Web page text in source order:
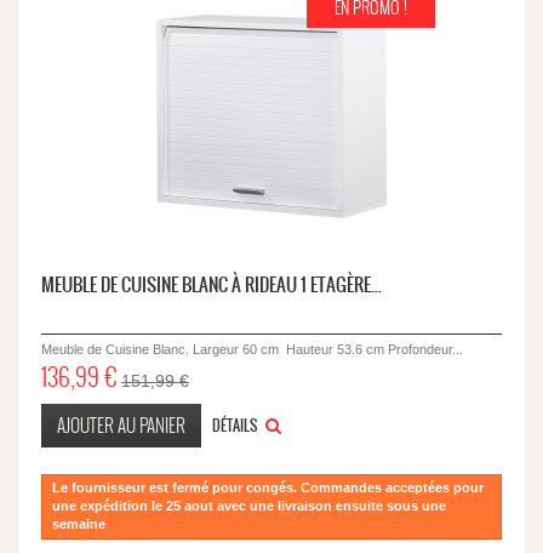
EN PROMO !
MEUBLE DE CUISINE BLANC À RIDEAU 1 ETAGÈRE...
Meuble de Cuisine Blanc. Largeur 60 cm Hauteur 53.6 cm Profondeur...
136,99 € 151,99 €
AJOUTER AU PANIER DÉTAILS
Le fournisseur est fermé pour congés. Commandes acceptées pour
une expédition le 25 aout avec une livraison ensuite sous une
semaine